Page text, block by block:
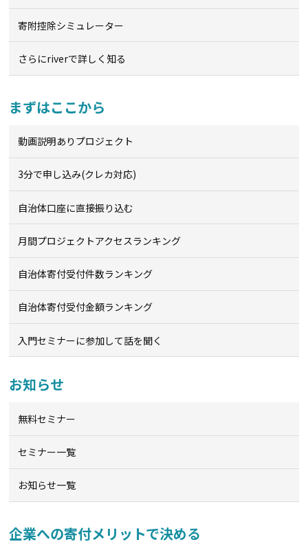
寄附控除シミュレーター
さらにriverで詳しく知る
まずはここから
動画説明ありプロジェクト
3分で申し込み(クレカ対応)
自治体口座に直接振り込む
月間プロジェクトアクセスランキング
自治体寄付受付件数ランキング
自治体寄付受付金額ランキング
入門セミナーに参加して話を聞く
お知らせ
無料セミナー
セミナー一覧
お知らせ一覧
企業への寄付メリットで決める